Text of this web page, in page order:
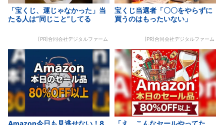
「宝くじ、運じゃなかった」当
たる人は“同じこと”してる
[PR]合同会社デジタルファーム
宝くじ当選者「〇〇をやらずに
買うのはもったいない」
[PR]合同会社デジタルファーム